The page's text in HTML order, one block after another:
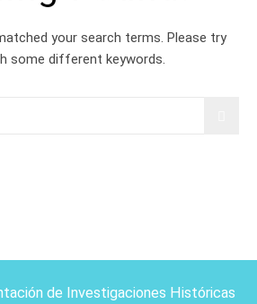
your search terms. Please try
some different keywords.
de Investigaciones Históricas